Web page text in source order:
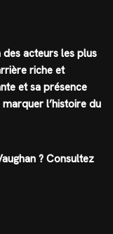
des acteurs les plus
riche et
et sa présence
l’histoire du
? Consultez